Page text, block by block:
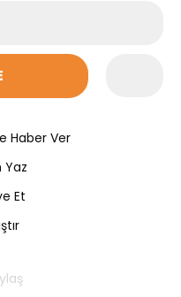
Haber Ver
Yaz
Et